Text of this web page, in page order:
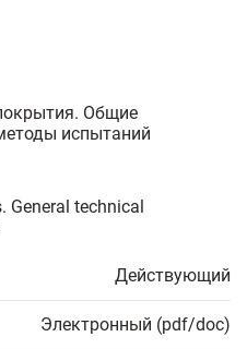
Общие
испытаний
General technical
Действующий
Электронный (pdf/doc)